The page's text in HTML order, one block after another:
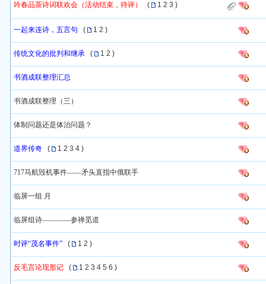
吟春品茶诗词联欢会（活动结束，待评） ( 1 2 3 )
一起来连诗，五言句 ( 1 2 )
传统文化的批判和继承 ( 1 2 )
书酒成联整理汇总
书酒成联整理（三）
体制问题还是体治问题？
道界传奇 ( 1 2 3 4 )
717马航毁机事件——矛头直指中俄联手
临屏一组 月
临屏组诗————参禅觅道
时评“茂名事件” ( 1 2 )
反毛言论现形记 ( 1 2 3 4 5 6 )